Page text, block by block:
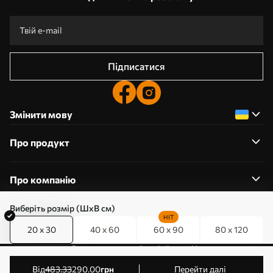
Виберіть розмір (ШхВ см)
20 x 30 40 x 60 60 x 90
HIT
80 x 120
від483.33290.00грн Перейти далі
Підписатися
Змінити мову
Про продукт
Про компанію
0800357223
Редагування дозволів на файли cookie
© 2011-2026 Art-holst. Усі права захищені. Власник: